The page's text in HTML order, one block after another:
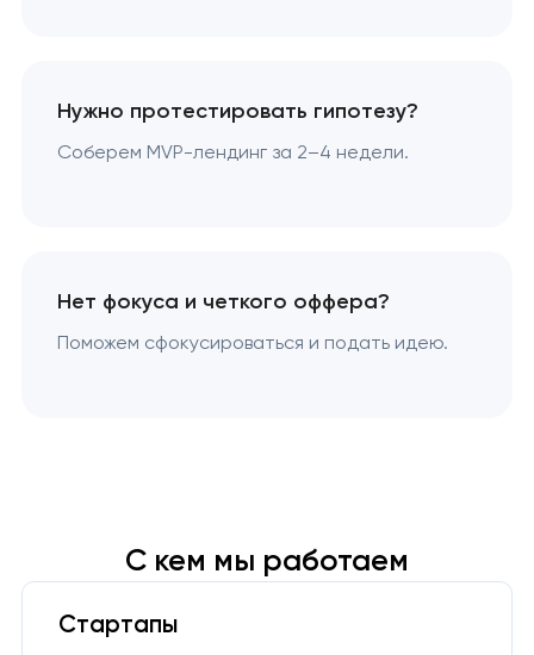
Нужно протестировать гипотезу?
Соберем MVP-лендинг за 2–4 недели.
Нет фокуса и четкого оффера?
Поможем сфокусироваться и подать идею.
С кем мы работаем
Стартапы